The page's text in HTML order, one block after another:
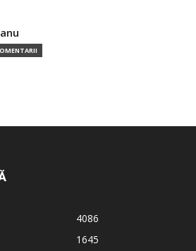
4086
1645